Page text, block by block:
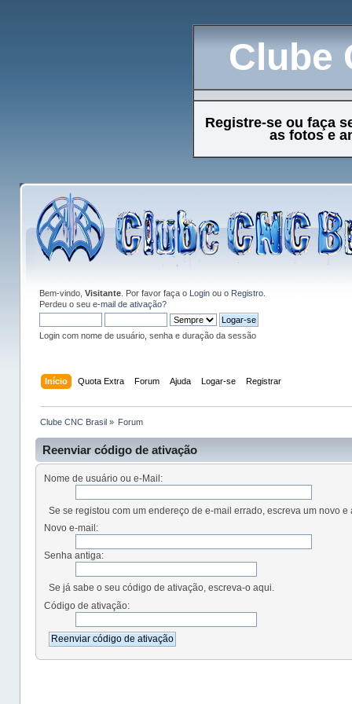
Clube
Registre-se ou faça
as fotos e
Bem-vindo, Visitante. Por favor faça o Loginou o Registro.
Perdeu o seu e-mail de ativação?
Login com nome de usuário, senha e duração da sessão
Início Quota Extra Forum Ajuda Logar-se Registrar
Clube CNC Brasil» Forum
Reenviar código de ativação
Nome de usuário ou e-Mail:
Se se registou com um endereço de e-mail errado, escreva um novo e
Novo e-mail:
Senha antiga:
Se já sabe o seu código de ativação, escreva-o aqui.
Código de ativação: